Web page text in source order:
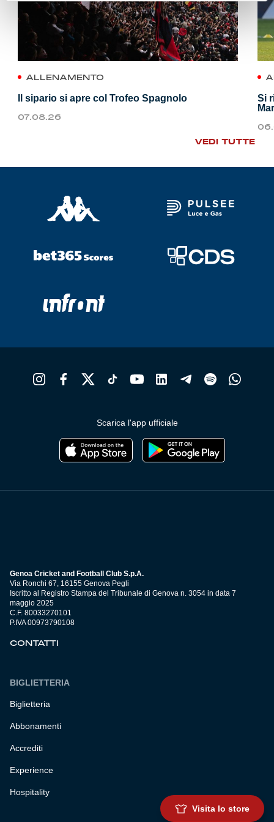
ALLENAMENTO
Il sipario si apre col Trofeo Spagnolo
07.08.26
Si
VEDI TUTTE
Scarica l'app ufficiale
Genoa Cricket and Football Club S.p.A.
Via Ronchi 67, 16155 Genova Pegli
Iscritto al Registro Stampa del Tribunale di Genova n. 3054 in data 7
maggio 2025
C.F. 80033270101
P.IVA 00973790108
CONTATTI
BIGLIETTERIA
Biglietteria
Abbonamenti
Accrediti
Experience
Hospitality
Visita lo store